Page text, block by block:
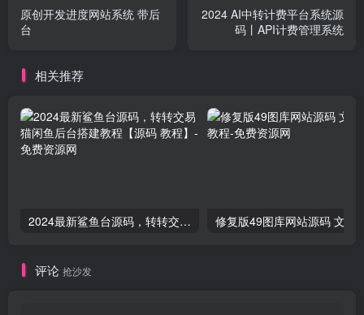
原创开发进度网站系统 带后
台
2024 AI中转计费平台系统源
码丨API计费管理系统
相关推荐
2024最新鲨鱼台源码，转转交易猫闲鱼后台搭建教程【源码 教程】
评论 抢沙发